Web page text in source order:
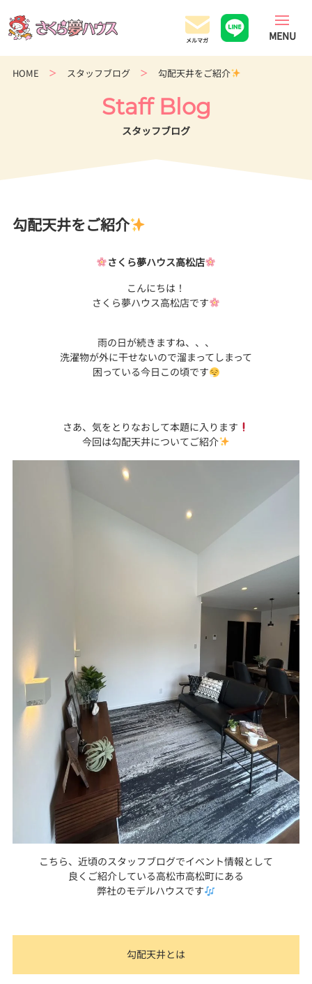
の
超
ー
コ
門
HOME スタッフブログ 勾配天井をご紹介
Staff Blog
スタッフブログ
勾配天井をご紹介
さくら夢ハウス高松店
こんにちは！
さくら夢ハウス高松店です
雨の日が続きますね、、、
洗濯物が外に干せないので溜まってしまって
困っている今日この頃です
さあ、気をとりなおして本題に入ります
今回は勾配天井についてご紹介
こちら、近頃のスタッフブログでイベント情報として
良くご紹介している高松市高松町にある
弊社のモデルハウスです
勾配天井とは